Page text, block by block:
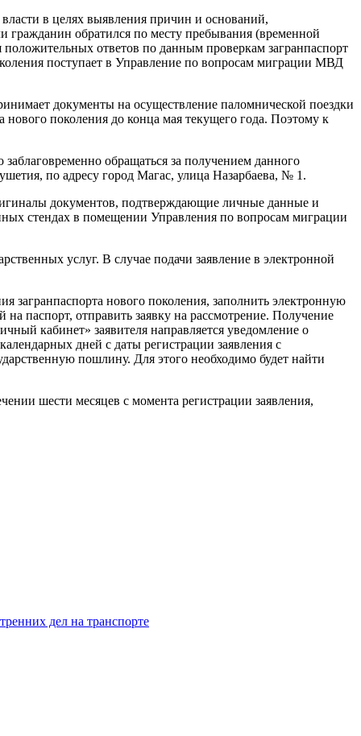
в целях выявления причин и оснований,
гражданин обратился по месту пребывания (временной
ответов по данным проверкам загранпаспорт
поступает в Управление по вопросам миграции МВД
документы на осуществление паломнической поездки
поколения до конца мая текущего года. Поэтому к
обращаться за получением данного
по адресу город Магас, улица Назарбаева, № 1.
документов, подтверждающие личные данные и
стендах в помещении Управления по вопросам миграции
услуг. В случае подачи заявление в электронной
загранпаспорта нового поколения, заполнить электронную
паспорт, отправить заявку на рассмотрение. Получение
кабинет» заявителя направляется уведомление о
дней с даты регистрации заявления с
пошлину. Для этого необходимо будет найти
шести месяцев с момента регистрации заявления,
дел на транспорте